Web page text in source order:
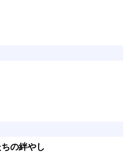
の絆やし